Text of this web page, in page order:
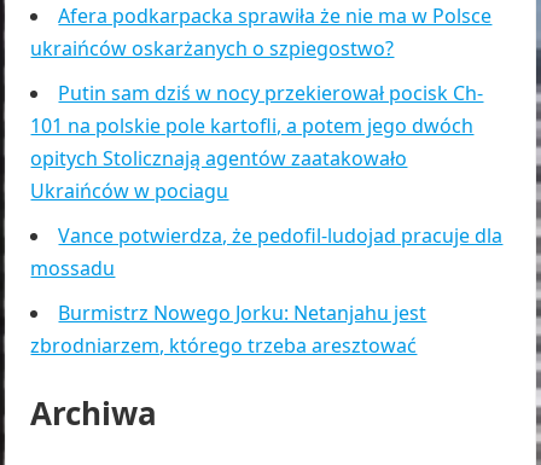
Afera podkarpacka sprawiła że nie ma w Polsce
ukraińców oskarżanych o szpiegostwo?
Putin sam dziś w nocy przekierował pocisk Ch-
101 na polskie pole kartofli, a potem jego dwóch
opitych Stolicznają agentów zaatakowało
Ukraińców w pociagu
Vance potwierdza, że pedofil-ludojad pracuje dla
mossadu
Burmistrz Nowego Jorku: Netanjahu jest
zbrodniarzem, którego trzeba aresztować
Archiwa